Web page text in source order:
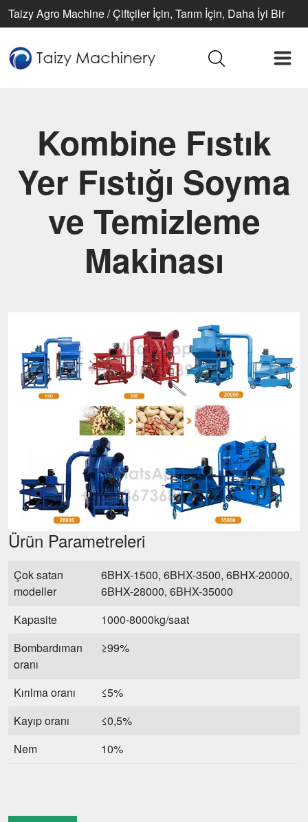
Taizy Agro Machine / Çiftçiler İçin, Tarım İçin, Daha İyi Bir
Kombine Fıstık
Yer Fıstığı Soyma
ve Temizleme
Makinası
Ürün Parametreleri
Çok satan
modeller
6BHX-1500, 6BHX-3500, 6BHX-20000,
6BHX-28000, 6BHX-35000
Kapasite
1000-8000kg/saat
Bombardıman
oranı
≥99%
Kırılma oranı
≤5%
Kayıp oranı
≤0,5%
Nem
10%